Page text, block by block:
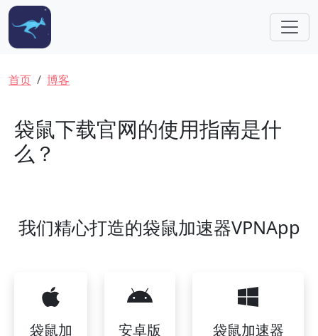
跳转到主要内容
面包屑
首页 博客
袋鼠下载官网的使用指南是什
么？
我们精心打造的袋鼠加速器VPNApp
袋鼠加
安卓版
袋鼠加速器